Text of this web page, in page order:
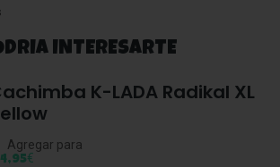
INTERESARTE
K-LADA Radikal XL
Agregar para
€